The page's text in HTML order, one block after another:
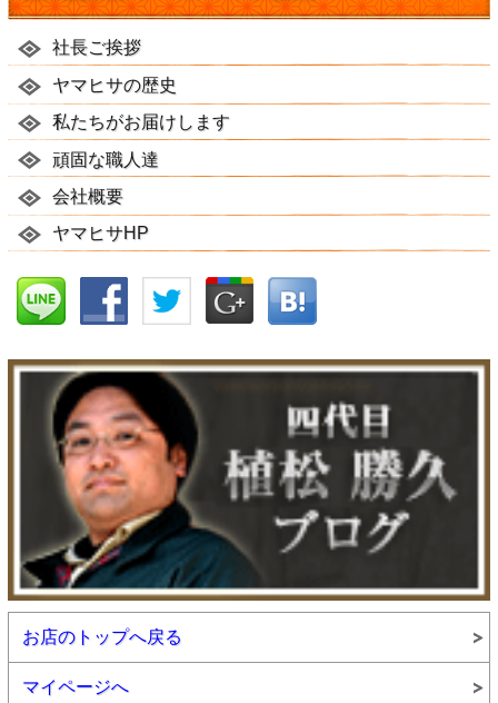
社長ご挨拶
ヤマヒサの歴史
私たちがお届けします
頑固な職人達
会社概要
ヤマヒサHP
お店のトップへ戻る
マイページへ